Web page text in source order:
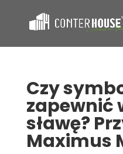
Czy
zapewnić
sławę?
Maximus